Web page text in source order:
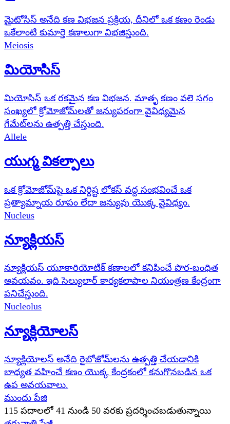
మైటోసిస్ అనేది కణ విభజన ప్రక్రియ, దీనిలో ఒక కణం రెండు
ఒకేలాంటి కుమార్తె కణాలుగా విభజిస్తుంది.
Meiosis
మియోసిస్
మియోసిస్ ఒక రకమైన కణ విభజన. మాతృ కణం వలె సగం
సంఖ్యలో క్రోమోజోమ్‌లతో జన్యుపరంగా వైవిధ్యమైన
గేమేట్‌లను ఉత్పత్తి చేస్తుంది.
Allele
యుగ్మ వికల్పాలు
ఒక క్రోమోజోమ్‌పై ఒక నిర్దిష్ట లోకస్ వద్ద సంభవించే ఒక
ప్రత్యామ్నాయ రూపం లేదా జన్యువు యొక్క వైవిధ్యం.
Nucleus
న్యూక్లియస్
న్యూక్లియస్ యూకారియోటిక్ కణాలలో కనిపించే పొర-బంధిత
అవయవం. ఇది సెల్యులార్ కార్యకలాపాల నియంత్రణ కేంద్రంగా
పనిచేస్తుంది.
Nucleolus
న్యూక్లియోలస్
న్యూక్లియోలస్ అనేది రైబోజోమ్‌లను ఉత్పత్తి చేయడానికి
బాధ్యత వహించే కణం యొక్క కేంద్రకంలో కనుగొనబడిన ఒక
ఉప అవయవాలు.
ముందు పేజి
115 పదాలలో 41 నుండి 50 వరకు ప్రదర్శించబడుతున్నాయి